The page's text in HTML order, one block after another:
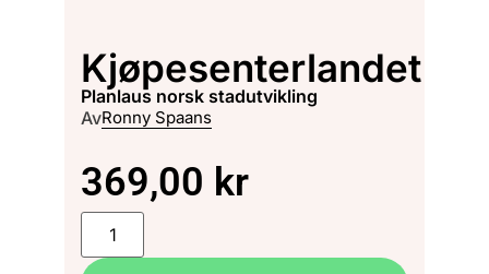
Kjøpesenterlandet
planlaus norsk stadutvikling
AvRonny Spaans
369,00 kr